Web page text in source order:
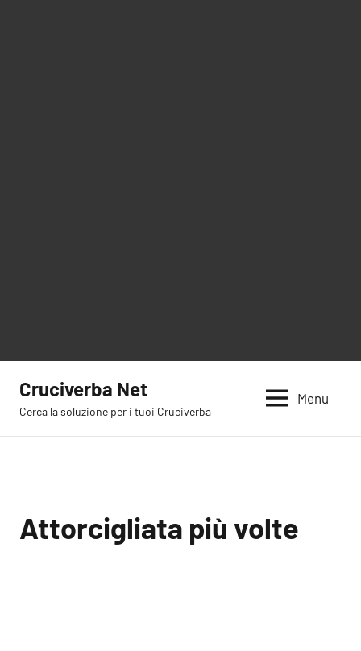
contenuto
Cruciverba Net
Cerca la soluzione per i tuoi Cruciverba
Menu
Attorcigliata più volte